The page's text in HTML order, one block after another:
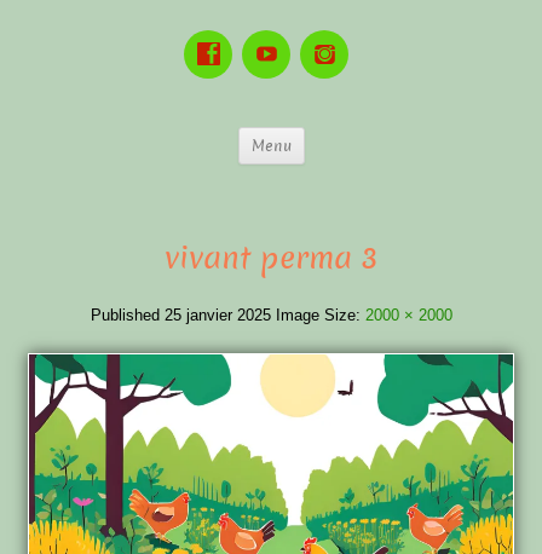
Menu
vivant perma 3
Published 25 janvier 2025 Image Size: 2000 × 2000